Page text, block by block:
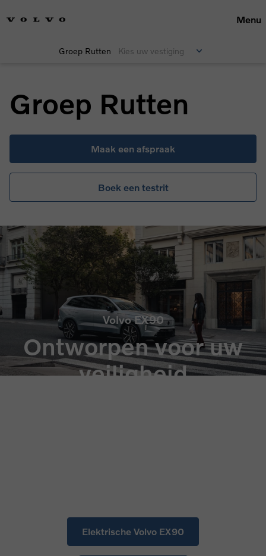
Menu
Groep Rutten Kies uw vestiging
Groep Rutten
Maak een afspraak
Boek een testrit
Volvo EX90
Ontworpen voor uw
veiligheid
Elektrische Volvo EX90